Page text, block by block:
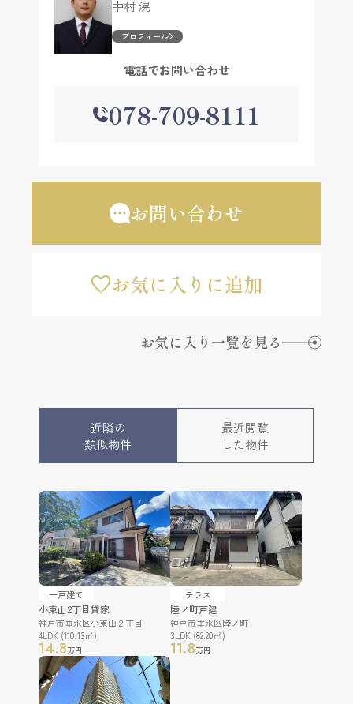
中村 滉
プロフィール
電話でお問い合わせ
078-709-8111
お問い合わせ
お気に入りに追加
お気に入り一覧を見る
近隣の
類似物件
最近閲覧
した物件
一戸建て
小束山2丁目貸家
神戸市垂水区小束山２丁目
4LDK (110.13㎡)
14.8万円
テラス
陸ノ町戸建
神戸市垂水区陸ノ町
3LDK (82.20㎡)
11.8万円